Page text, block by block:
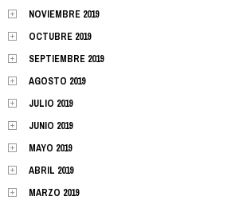
NOVIEMBRE 2019
OCTUBRE 2019
SEPTIEMBRE 2019
AGOSTO 2019
JULIO 2019
JUNIO 2019
MAYO 2019
ABRIL 2019
MARZO 2019